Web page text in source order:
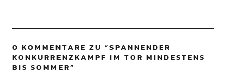
0 KOMMENTARE ZU “SPANNENDER
KONKURRENZKAMPF IM TOR MINDESTENS
BIS SOMMER”